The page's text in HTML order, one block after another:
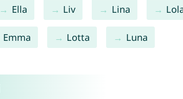
Ella Liv Lina
Emma Lotta Luna